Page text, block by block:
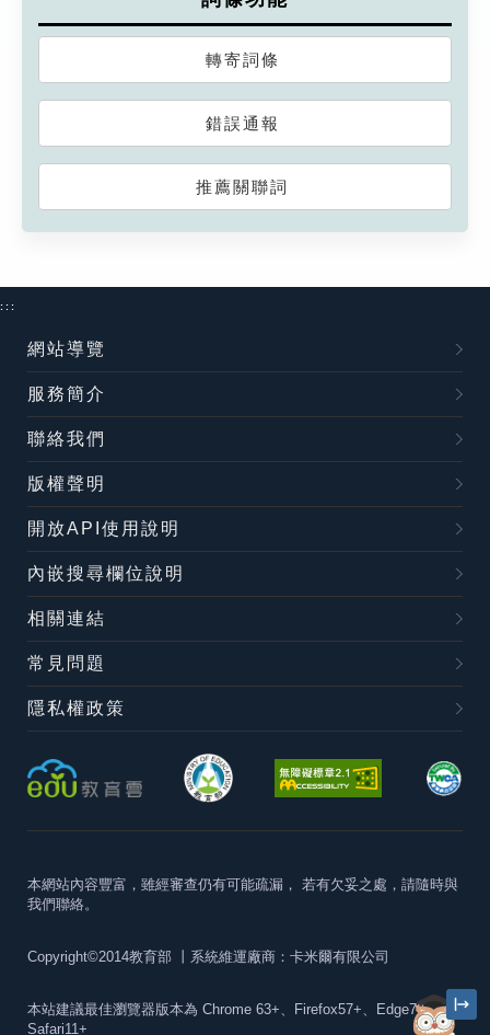
轉寄詞條
錯誤通報
推薦關聯詞
:::
網站導覽
服務簡介
聯絡我們
版權聲明
開放API使用說明
內嵌搜尋欄位說明
相關連結
常見問題
隱私權政策
本網站內容豐富，雖經審查仍有可能疏漏， 若有欠妥之處，請隨時與
我們聯絡。
Copyright©2014教育部 丨系統維運廠商：卡米爾有限公司
本站建議最佳瀏覽器版本為 Chrome 63+、Firefox57+、Edge79+及
Safari11+